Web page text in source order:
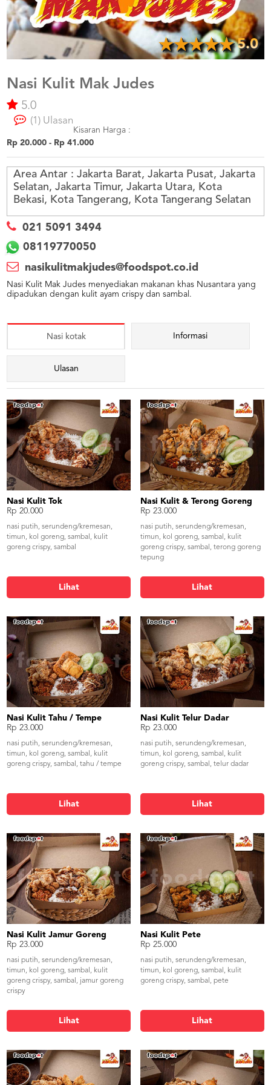
US
CATERERS
BLOG
TERMS
CONDITIONS
CALL
CENTER
021
3494
5.0
Nasi Kulit Mak Judes
5.0
(1) Ulasan
Kisaran Harga :
Rp 20.000 - Rp 41.000
Area Antar : Jakarta Barat, Jakarta Pusat, Jakarta
Selatan, Jakarta Timur, Jakarta Utara, Kota
Bekasi, Kota Tangerang, Kota Tangerang Selatan
021 5091 3494
08119770050
nasikulitmakjudes@foodspot.co.id
Nasi Kulit Mak Judes menyediakan makanan khas Nusantara yang
dipadukan dengan kulit ayam crispy dan sambal.
Nasi kotak Informasi
Ulasan
Nasi Kulit Tok
Rp 20.000
nasi putih, serundeng/kremesan,
timun, kol goreng, sambal, kulit
goreng crispy, sambal
Lihat
Nasi Kulit & Terong Goreng
Rp 23.000
nasi putih, serundeng/kremesan,
timun, kol goreng, sambal, kulit
goreng crispy, sambal, terong goreng
tepung
Lihat
Nasi Kulit Tahu / Tempe
Rp 23.000
nasi putih, serundeng/kremesan,
timun, kol goreng, sambal, kulit
goreng crispy, sambal, tahu / tempe
Lihat
Nasi Kulit Telur Dadar
Rp 23.000
nasi putih, serundeng/kremesan,
timun, kol goreng, sambal, kulit
goreng crispy, sambal, telur dadar
Lihat
Nasi Kulit Jamur Goreng
Rp 23.000
nasi putih, serundeng/kremesan,
timun, kol goreng, sambal, kulit
goreng crispy, sambal, jamur goreng
crispy
Lihat
Nasi Kulit Pete
Rp 25.000
nasi putih, serundeng/kremesan,
timun, kol goreng, sambal, kulit
goreng crispy, sambal, pete
Lihat